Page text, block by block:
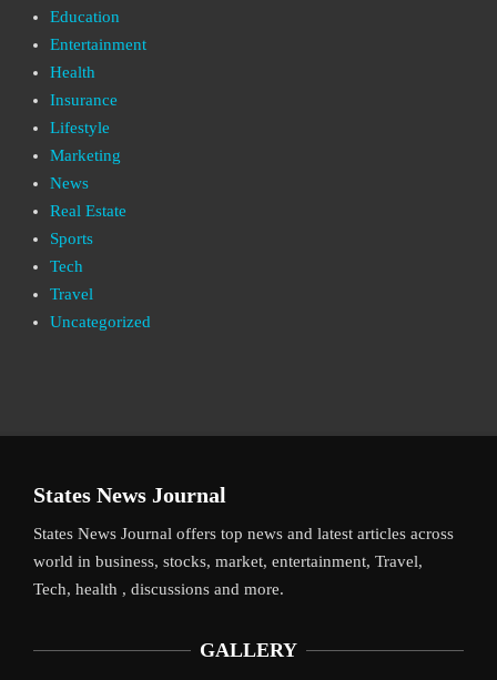
Education
Entertainment
Health
Insurance
Lifestyle
Marketing
News
Real Estate
Sports
Tech
Travel
Uncategorized
States News Journal
States News Journal offers top news and latest articles across
world in business, stocks, market, entertainment, Travel,
Tech, health , discussions and more.
GALLERY